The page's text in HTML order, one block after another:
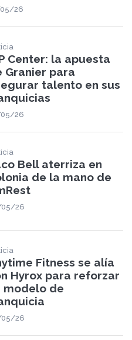
26
Center: la apuesta
Granier para
talento en sus
26
Bell aterriza en
de la mano de
26
Fitness se alía
Hyrox para reforzar
modelo de
26